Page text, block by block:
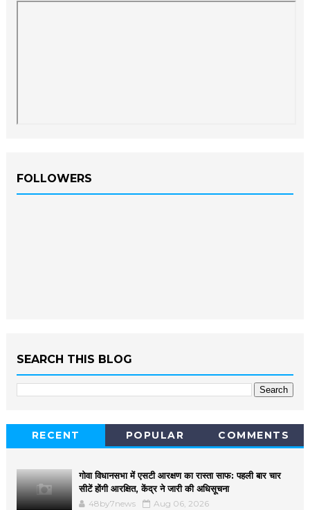
FOLLOWERS
SEARCH THIS BLOG
RECENT POPULAR COMMENTS
गोवा विधानसभा में एसटी आरक्षण का रास्ता साफ: पहली बार चार
सीटें होंगी आरक्षित, केंद्र ने जारी की अधिसूचना
48by7news Aug 06, 2026